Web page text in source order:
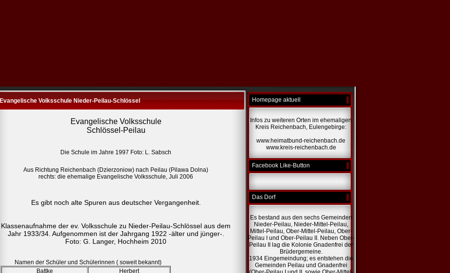
Evangelische Volksschule Nieder-Peilau-Schlössel
Evangelische Volksschule
Schlössel-Peilau
Die Schule im Jahre 1997 Foto: L. Sabsch
Aus Richtung Reichenbach (Dzierzoniow) nach Peilau (Pilawa Dolna)
rechts: die ehemalige Evangelische Volksschule, Juli 2006
Es gibt noch alte Spuren aus deutscher Vergangenheit.
Klassenaufnahme der ev. Volksschule zu Nieder-Peilau-Schlössel aus dem
Jahr 1933/34. Aufgenommen ist der Jahrgang 1922 -älter und jünger-.
Foto: G. Langer, Hochheim 2010
Namen der Schüler und Schülerinnen ( soweit bekannt)
Battke
Herbert
Homepage aktuell
Infos zu weiteren Orten im ehemaligen
Kreis Reichenbach, Eulengebirge:
www.heimatbund-reichenbach.de
www.kreis-reichenbach.de
Facebook Like-Button
Das Dorf
Es bestand aus den sechs Gemeinden
Nieder-Peilau, Nieder-Mittel-Peilau,
Mittel-Peilau, Ober-Mittel-Peilau, Ober-
Peilau I und Ober-Peilau II. Neben Ober-
Peilau II lag die Kolonie Gnadenfrei der
Brüdergemeine.
1934 Eingemeindung; es entstehen die
Gemeinden Peilau und Gnadenfrei